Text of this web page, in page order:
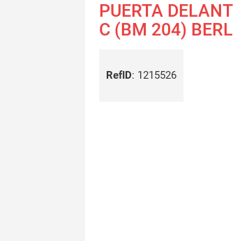
PUERTA
C (BM 204)
RefID: 1215526